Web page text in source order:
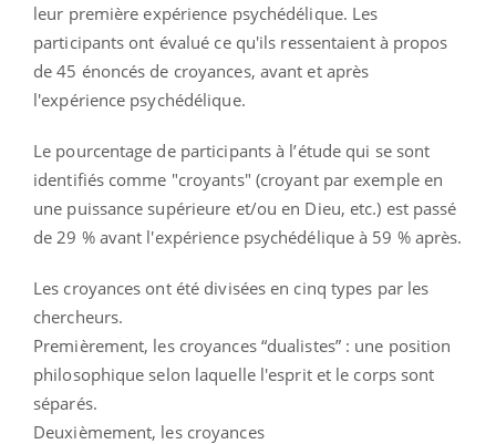
leur première expérience psychédélique. Les
participants ont évalué ce qu'ils ressentaient à propos
de 45 énoncés de croyances, avant et après
l'expérience psychédélique.
Le pourcentage de participants à l’étude qui se sont
identifiés comme "croyants" (croyant par exemple en
une puissance supérieure et/ou en Dieu, etc.) est passé
de 29 % avant l'expérience psychédélique à 59 % après.
Les croyances ont été divisées en cinq types par les
chercheurs.
Premièrement, les croyances “dualistes” : une position
philosophique selon laquelle l'esprit et le corps sont
séparés.
Deuxièmement, les croyances